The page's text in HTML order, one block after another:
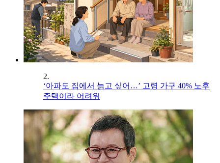
2.
‘아파도 집에서 늙고 싶어…’ 고령 가구 40% 노후
주택이라 어려워